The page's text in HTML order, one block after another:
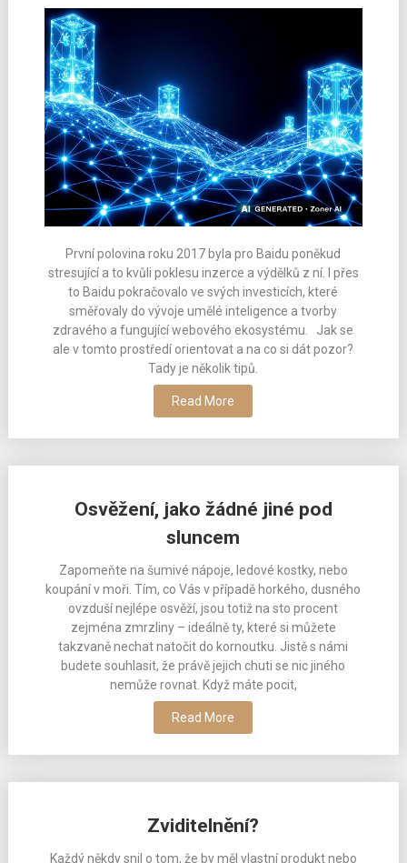
První polovina roku 2017 byla pro Baidu poněkud
stresující a to kvůli poklesu inzerce a výdělků z ní. I přes
to Baidu pokračovalo ve svých investicích, které
směřovaly do vývoje umělé inteligence a tvorby
zdravého a fungující webového ekosystému. Jak se
ale v tomto prostředí orientovat a na co si dát pozor?
Tady je několik tipů.
Read More
Osvěžení, jako žádné jiné pod
sluncem
Zapomeňte na šumivé nápoje, ledové kostky, nebo
koupání v moři. Tím, co Vás v případě horkého, dusného
ovzduší nejlépe osvěží, jsou totiž na sto procent
zejména zmrzliny – ideálně ty, které si můžete
takzvaně nechat natočit do kornoutku. Jistě s námi
budete souhlasit, že právě jejich chuti se nic jiného
nemůže rovnat. Když máte pocit,
Read More
Zviditelnění?
Každý někdy snil o tom, že by měl vlastní produkt nebo